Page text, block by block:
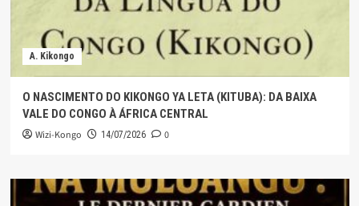
A. Kikongo
O NASCIMENTO DO KIKONGO YA LETA (KITUBA): DA BAIXA
VALE DO CONGO À ÁFRICA CENTRAL
Wizi-Kongo 14/07/2026 0